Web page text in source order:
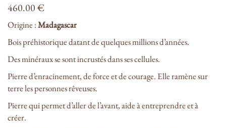
460.00€
Origine :Madagascar
Bois préhistorique datant de quelques millions d’années.
Des minéraux se sont incrustés dans ses cellules.
Pierre d’enracinement, de force et de courage. Elle ramène sur
terre les personnes rêveuses.
Pierre qui permet d’aller de l’avant, aide à entreprendre et à
créer.